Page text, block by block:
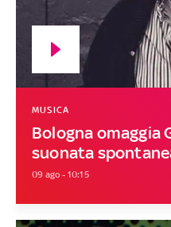
Bologna omaggia
suonata
MUSICA
09 ago - 10:15